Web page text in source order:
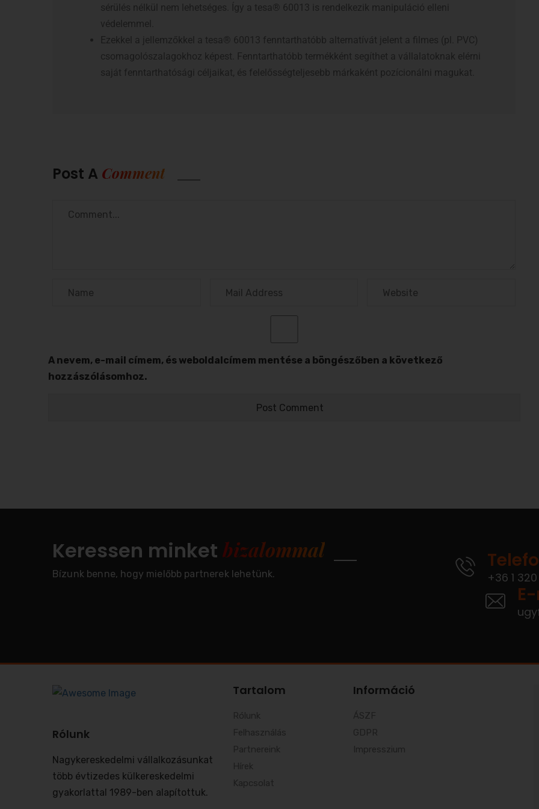
sérülés nélkül nem lehetséges. Így a tesa® 60013 is rendelkezik manipuláció elleni
védelemmel.
Ezekkel a jellemzőkkel a tesa® 60013 fenntarthatóbb alternatívát jelent a filmes (pl. PVC)
csomagolószalagokhoz képest. Fenntarthatóbb termékként segíthet a vállalatoknak elérni
saját fenntarthatósági céljaikat, és felelősségteljesebb márkaként pozícionálni magukat.
Post A Comment
A nevem, e-mail címem, és weboldalcímem mentése a böngészőben a következő
hozzászólásomhoz.
Keressen minket bizalommal
Bízunk benne, hogy mielőbb partnerek lehetünk. +36 1
Rólunk
Nagykereskedelmi vállalkozásunkat
több évtizedes külkereskedelmi
gyakorlattal 1989-ben alapítottuk.
Tartalom
Rólunk
Felhasználás
Partnereink
Hírek
Kapcsolat
Információ
ÁSZF
GDPR
Impresszium